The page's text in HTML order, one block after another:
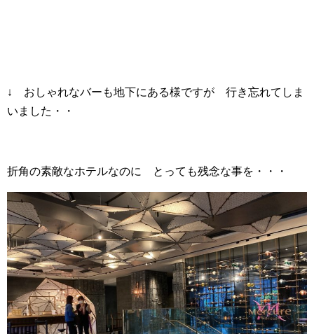
↓ おしゃれなバーも地下にある様ですが 行き忘れてしま
いました・・
折角の素敵なホテルなのに とっても残念な事を・・・